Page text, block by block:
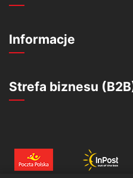
Informacje
Strefa biznesu